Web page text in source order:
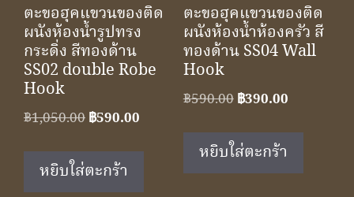
ตะขอฮุคแขวนของติด
ผนังห้องน้ำรูปทรง
กระดิ่ง สีทองด้าน
SS02 double Robe
Hook
฿1,050.00Original
was:
฿1,050.00.
฿590.00
฿590.00.
หยิบใส่ตะกร้า
ตะขอฮุคแขวนของติด
ผนังห้องน้ำห้องครัว สี
ทองด้าน SS04 Wall
Hook
฿590.00 Original
was:
฿590.00.
฿390.00Current
หยิบใส่ตะกร้า